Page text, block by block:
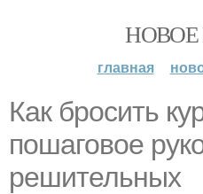
НОВОЕ
главная
Как бросить
пошаговое
решительных